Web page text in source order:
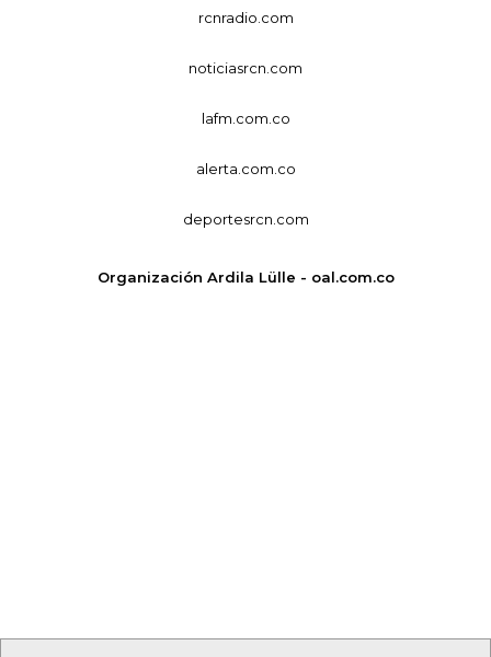
rcnradio.com
noticiasrcn.com
lafm.com.co
alerta.com.co
deportesrcn.com
Organización Ardila Lülle - oal.com.co